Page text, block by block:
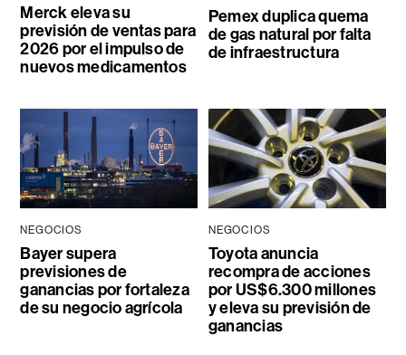
Merck eleva su
previsión de ventas para
2026 por el impulso de
nuevos medicamentos
Pemex duplica quema
de gas natural por falta
de infraestructura
NEGOCIOS
Bayer supera
previsiones de
ganancias por fortaleza
de su negocio agrícola
NEGOCIOS
Toyota anuncia
recompra de acciones
por US$6.300 millones
y eleva su previsión de
ganancias